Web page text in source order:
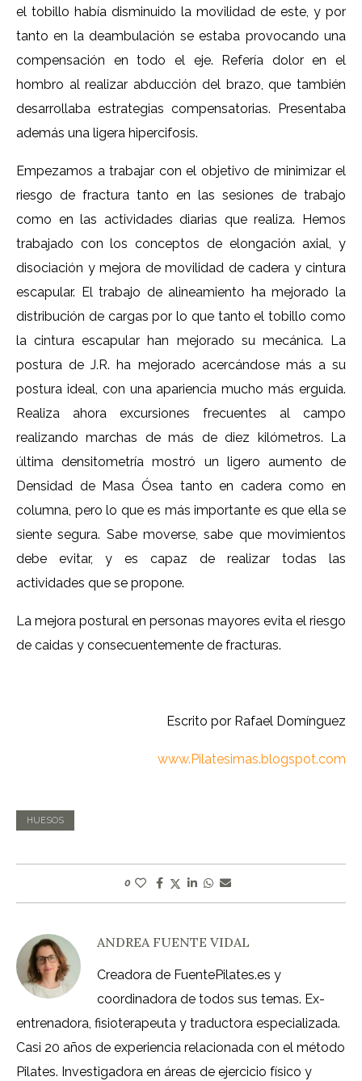
el tobillo había disminuido la movilidad de este, y por
tanto en la deambulación se estaba provocando una
compensación en todo el eje. Refería dolor en el
hombro al realizar abducción del brazo, que también
desarrollaba estrategias compensatorias. Presentaba
además una ligera hipercifosis.
Empezamos a trabajar con el objetivo de minimizar el
riesgo de fractura tanto en las sesiones de trabajo
como en las actividades diarias que realiza. Hemos
trabajado con los conceptos de elongación axial, y
disociación y mejora de movilidad de cadera y cintura
escapular. El trabajo de alineamiento ha mejorado la
distribución de cargas por lo que tanto el tobillo como
la cintura escapular han mejorado su mecánica. La
postura de J.R. ha mejorado acercándose más a su
postura ideal, con una apariencia mucho más erguida.
Realiza ahora excursiones frecuentes al campo
realizando marchas de más de diez kilómetros. La
última densitometría mostró un ligero aumento de
Densidad de Masa Ósea tanto en cadera como en
columna, pero lo que es más importante es que ella se
siente segura. Sabe moverse, sabe que movimientos
debe evitar, y es capaz de realizar todas las
actividades que se propone.
La mejora postural en personas mayores evita el riesgo
de caidas y consecuentemente de fracturas.
Escrito por Rafael Domínguez
www.Pilatesimas.blogspot.com
HUESOS
0
ANDREA FUENTE VIDAL
Creadora de FuentePilates.es y
coordinadora de todos sus temas. Ex-
entrenadora, fisioterapeuta y traductora especializada.
Casi 20 años de experiencia relacionada con el método
Pilates. Investigadora en áreas de ejercicio físico y